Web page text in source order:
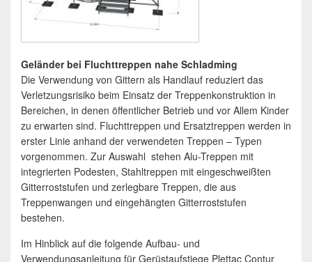
Geländer bei Fluchttreppen nahe Schladming
Die Verwendung von Gittern als Handlauf reduziert das
Verletzungsrisiko beim Einsatz der Treppenkonstruktion in
Bereichen, in denen öffentlicher Betrieb und vor Allem Kinder
zu erwarten sind. Fluchttreppen und Ersatztreppen werden in
erster Linie anhand der verwendeten Treppen – Typen
vorgenommen. Zur Auswahl stehen Alu-Treppen mit
integrierten Podesten, Stahltreppen mit eingeschweißten
Gitterroststufen und zerlegbare Treppen, die aus
Treppenwangen und eingehängten Gitterroststufen
bestehen.
Im Hinblick auf die folgende Aufbau- und
Verwendungsanleitung für Gerüstaufstiege Plettac Contur